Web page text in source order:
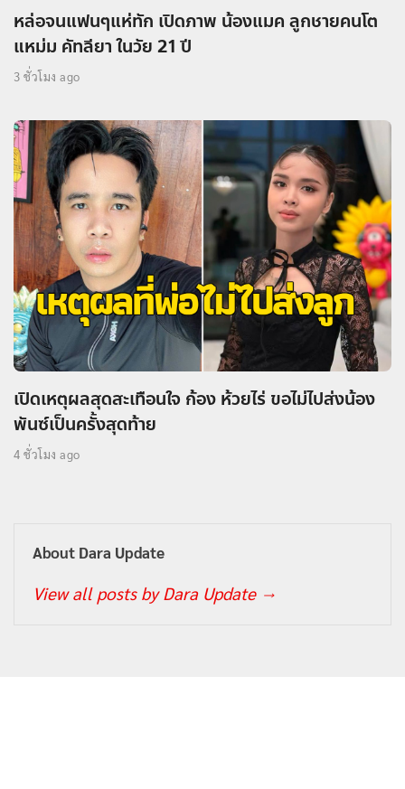
หล่อจนแฟนๆแห่ทัก เปิดภาพ น้องแมค ลูกชายคนโต
แหม่ม คัทลียา ในวัย 21 ปี
3 ชั่วโมง ago
เปิดเหตุผลสุดสะเทือนใจ ก้อง ห้วยไร่ ขอไม่ไปส่งน้อง
พันซ์เป็นครั้งสุดท้าย
4 ชั่วโมง ago
About Dara Update
View all posts by Dara Update →